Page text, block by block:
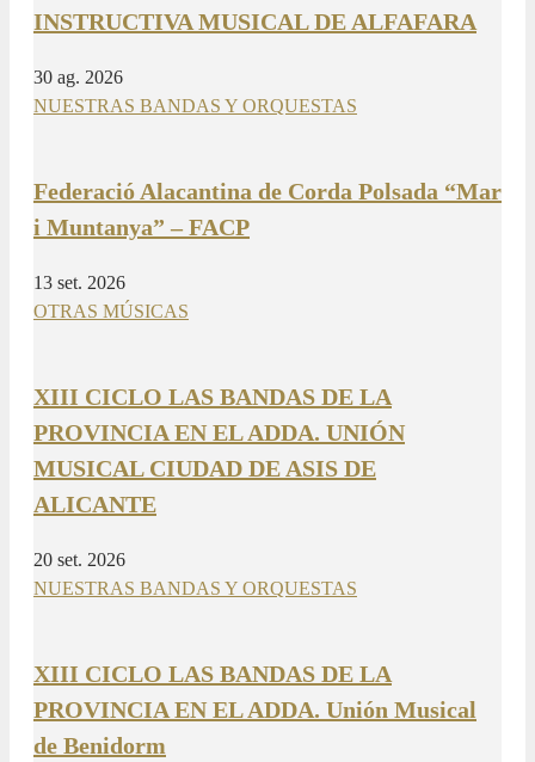
INSTRUCTIVA MUSICAL DE ALFAFARA
30 ag. 2026
NUESTRAS BANDAS Y ORQUESTAS
Federació Alacantina de Corda Polsada “Mar
i Muntanya” – FACP
13 set. 2026
OTRAS MÚSICAS
XIII CICLO LAS BANDAS DE LA
PROVINCIA EN EL ADDA. UNIÓN
MUSICAL CIUDAD DE ASIS DE
ALICANTE
20 set. 2026
NUESTRAS BANDAS Y ORQUESTAS
XIII CICLO LAS BANDAS DE LA
PROVINCIA EN EL ADDA. Unión Musical
de Benidorm